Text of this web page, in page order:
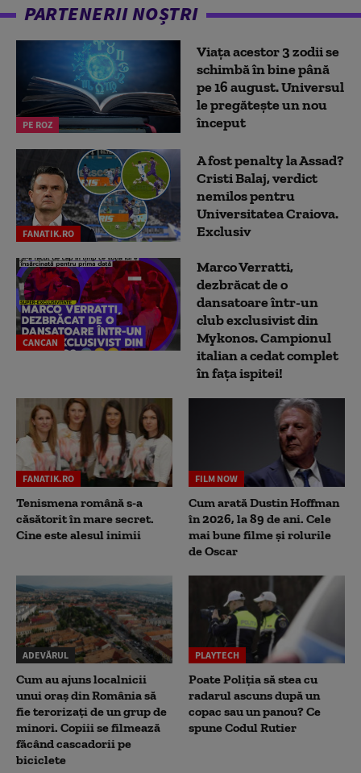
PARTENERII NOȘTRI
PE ROZ
Viața acestor 3 zodii se
schimbă în bine până
pe 16 august. Universul
le pregătește un nou
început
FANATIK.RO
A fost penalty la Assad?
Cristi Balaj, verdict
nemilos pentru
Universitatea Craiova.
Exclusiv
CANCAN
Marco Verratti,
dezbrăcat de o
dansatoare într-un
club exclusivist din
Mykonos. Campionul
italian a cedat complet
în fața ispitei!
FANATIK.RO
Tenismena română s-a
căsătorit în mare secret.
Cine este alesul inimii
FILM NOW
Cum arată Dustin Hoffman
în 2026, la 89 de ani. Cele
mai bune filme și rolurile
de Oscar
ADEVĂRUL
Cum au ajuns localnicii
unui oraș din România să
fie terorizați de un grup de
minori. Copiii se filmează
făcând cascadorii pe
biciclete
PLAYTECH
Poate Poliția să stea cu
radarul ascuns după un
copac sau un panou? Ce
spune Codul Rutier